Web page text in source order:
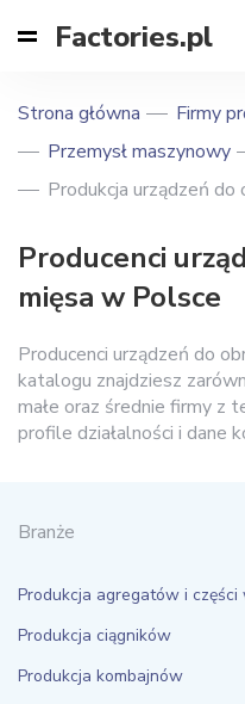
Factories.pl
Strona główna
Firmy
Przemysł maszynowy
Produkcja urządzeń do
Producenci
mięsa w Polsce
Producenci urządzeń do
katalogu znajdziesz
małe oraz średnie firmy z
profile działalności i dane
Branże
Produkcja agregatów i części
Produkcja ciągników
Produkcja kombajnów